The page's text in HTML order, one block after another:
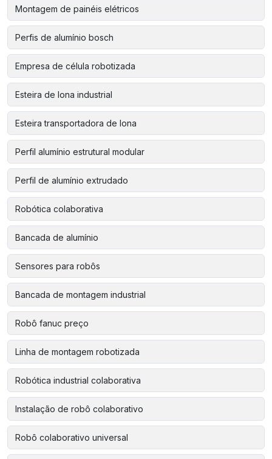
Montagem de painéis elétricos
Perfis de alumínio bosch
Empresa de célula robotizada
Esteira de lona industrial
Esteira transportadora de lona
Perfil alumínio estrutural modular
Perfil de alumínio extrudado
Robótica colaborativa
Bancada de alumínio
Sensores para robôs
Bancada de montagem industrial
Robô fanuc preço
Linha de montagem robotizada
Robótica industrial colaborativa
Instalação de robô colaborativo
Robô colaborativo universal